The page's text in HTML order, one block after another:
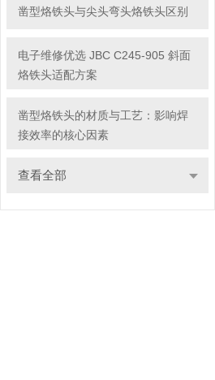
凿型烙铁头与尖头弯头烙铁头区别
电子维修优选 JBC C245-905 斜面
烙铁头适配方案
凿型烙铁头的材质与工艺：影响焊
接效率的核心因素
查看全部